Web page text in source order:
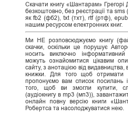
Скачати книгу «Шантарам» Грегорі
безкоштовно, без реєстрації та
як fb2 (фб2), txt (тхт), rtf (ртф),
нашим ресурсом електронних книг.
Ми НЕ розповсюджуємо книгу
скачки, оскільки це порушує
носить виключно
можуть ознайомитися цікавим
сайту, з анотацією від видавництва,
книжки. Для того щоб отримати
пропонуємо вам список посилань
того, щоб ви змогли купити,
(аудіокнигу в mp3 (мп3)),
онлайн повну версію книги
Робертса та насолоджуватися нею.